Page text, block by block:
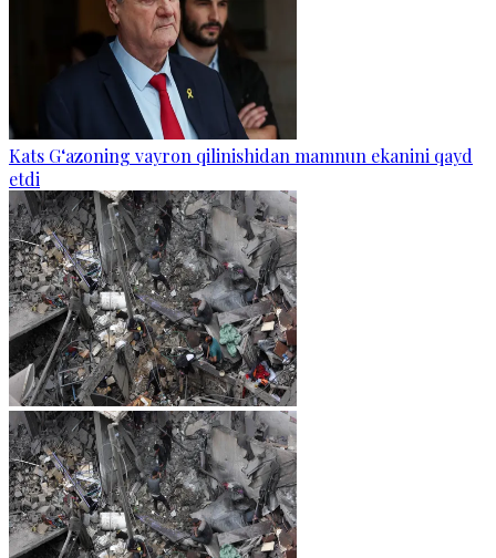
Kats G‘azoning vayron qilinishidan mamnun ekanini qayd
etdi